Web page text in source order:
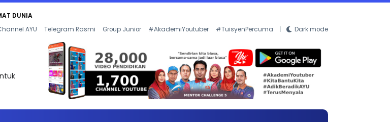
DUNIA
AYU Telegram Rasmi Group Junior #AkademiYoutuber #TuisyenPercuma Dark mode